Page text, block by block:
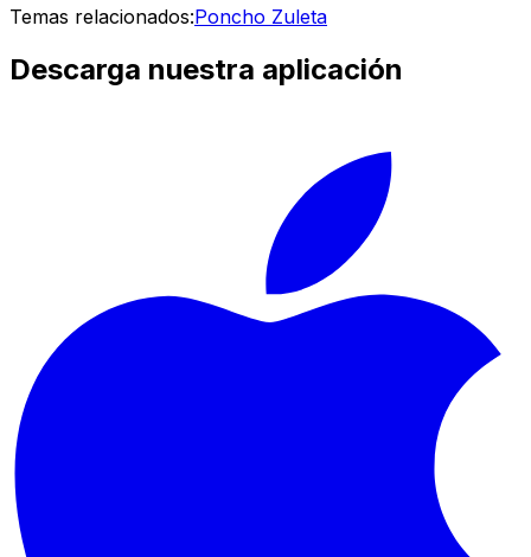
Temas relacionados:Poncho Zuleta
Descarga nuestra aplicación